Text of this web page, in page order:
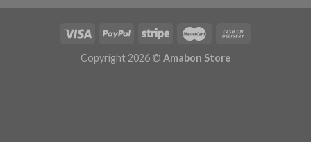
Copyright 2026 © Amabon Store